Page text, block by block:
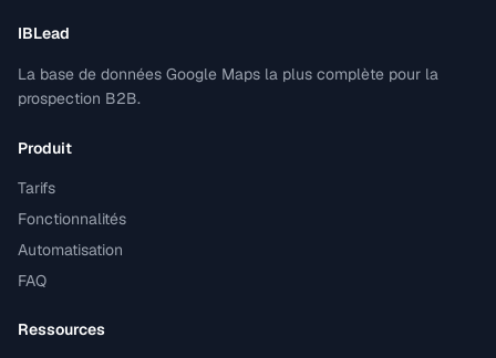
IBLead
La base de données Google Maps la plus complète pour la
prospection B2B.
Produit
Tarifs
Fonctionnalités
Automatisation
FAQ
Ressources